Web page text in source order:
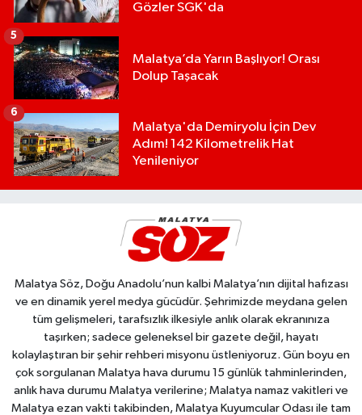
Gözler SGK'da
Malatya’da Yarın Başlıyor! Orası
Dolup Taşacak
5
Malatya'da Demiryolu İçin Dev
Adım! 142 Kilometrelik Hat
Yenileniyor
6
Malatya Söz, Doğu Anadolu’nun kalbi Malatya’nın dijital hafızası
ve en dinamik yerel medya gücüdür. Şehrimizde meydana gelen
tüm gelişmeleri, tarafsızlık ilkesiyle anlık olarak ekranınıza
taşırken; sadece geleneksel bir gazete değil, hayatı
kolaylaştıran bir şehir rehberi misyonu üstleniyoruz. Gün boyu en
çok sorgulanan Malatya hava durumu 15 günlük tahminlerinden,
anlık hava durumu Malatya verilerine; Malatya namaz vakitleri ve
Malatya ezan vakti takibinden, Malatya Kuyumcular Odası ile tam